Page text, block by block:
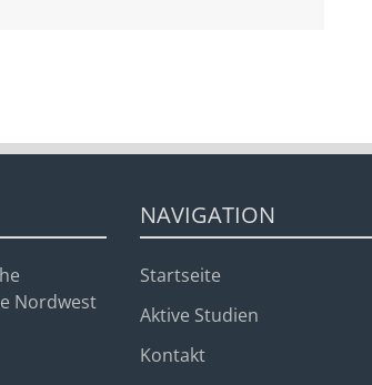
Nordwest
NAVIGATION
Startseite
Aktive Studien
Kontakt